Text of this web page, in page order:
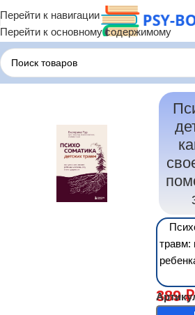
Перейти к навигации
Перейти к основному содержимому
Главная Терапия по Состояниям
травм:
389₽